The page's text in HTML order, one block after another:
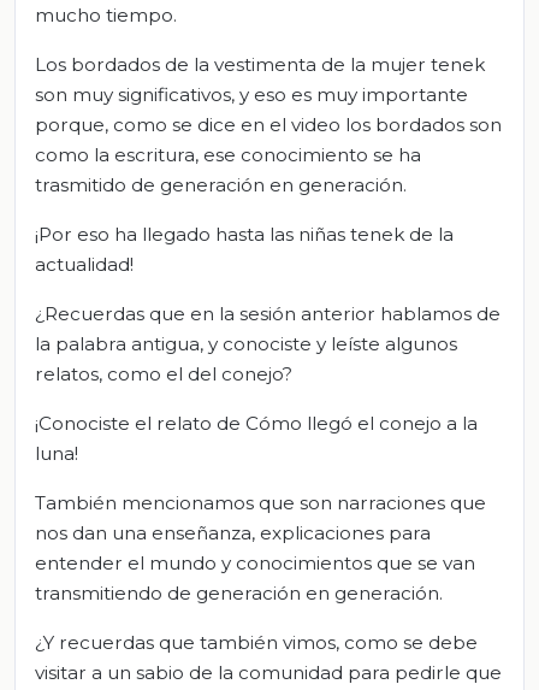
mucho tiempo.
Los bordados de la vestimenta de la mujer tenek
son muy significativos, y eso es muy importante
porque, como se dice en el video los bordados son
como la escritura, ese conocimiento se ha
trasmitido de generación en generación.
¡Por eso ha llegado hasta las niñas tenek de la
actualidad!
¿Recuerdas que en la sesión anterior hablamos de
la palabra antigua, y conociste y leíste algunos
relatos, como el del conejo?
¡Conociste el relato de Cómo llegó el conejo a la
luna!
También mencionamos que son narraciones que
nos dan una enseñanza, explicaciones para
entender el mundo y conocimientos que se van
transmitiendo de generación en generación.
¿Y recuerdas que también vimos, como se debe
visitar a un sabio de la comunidad para pedirle que